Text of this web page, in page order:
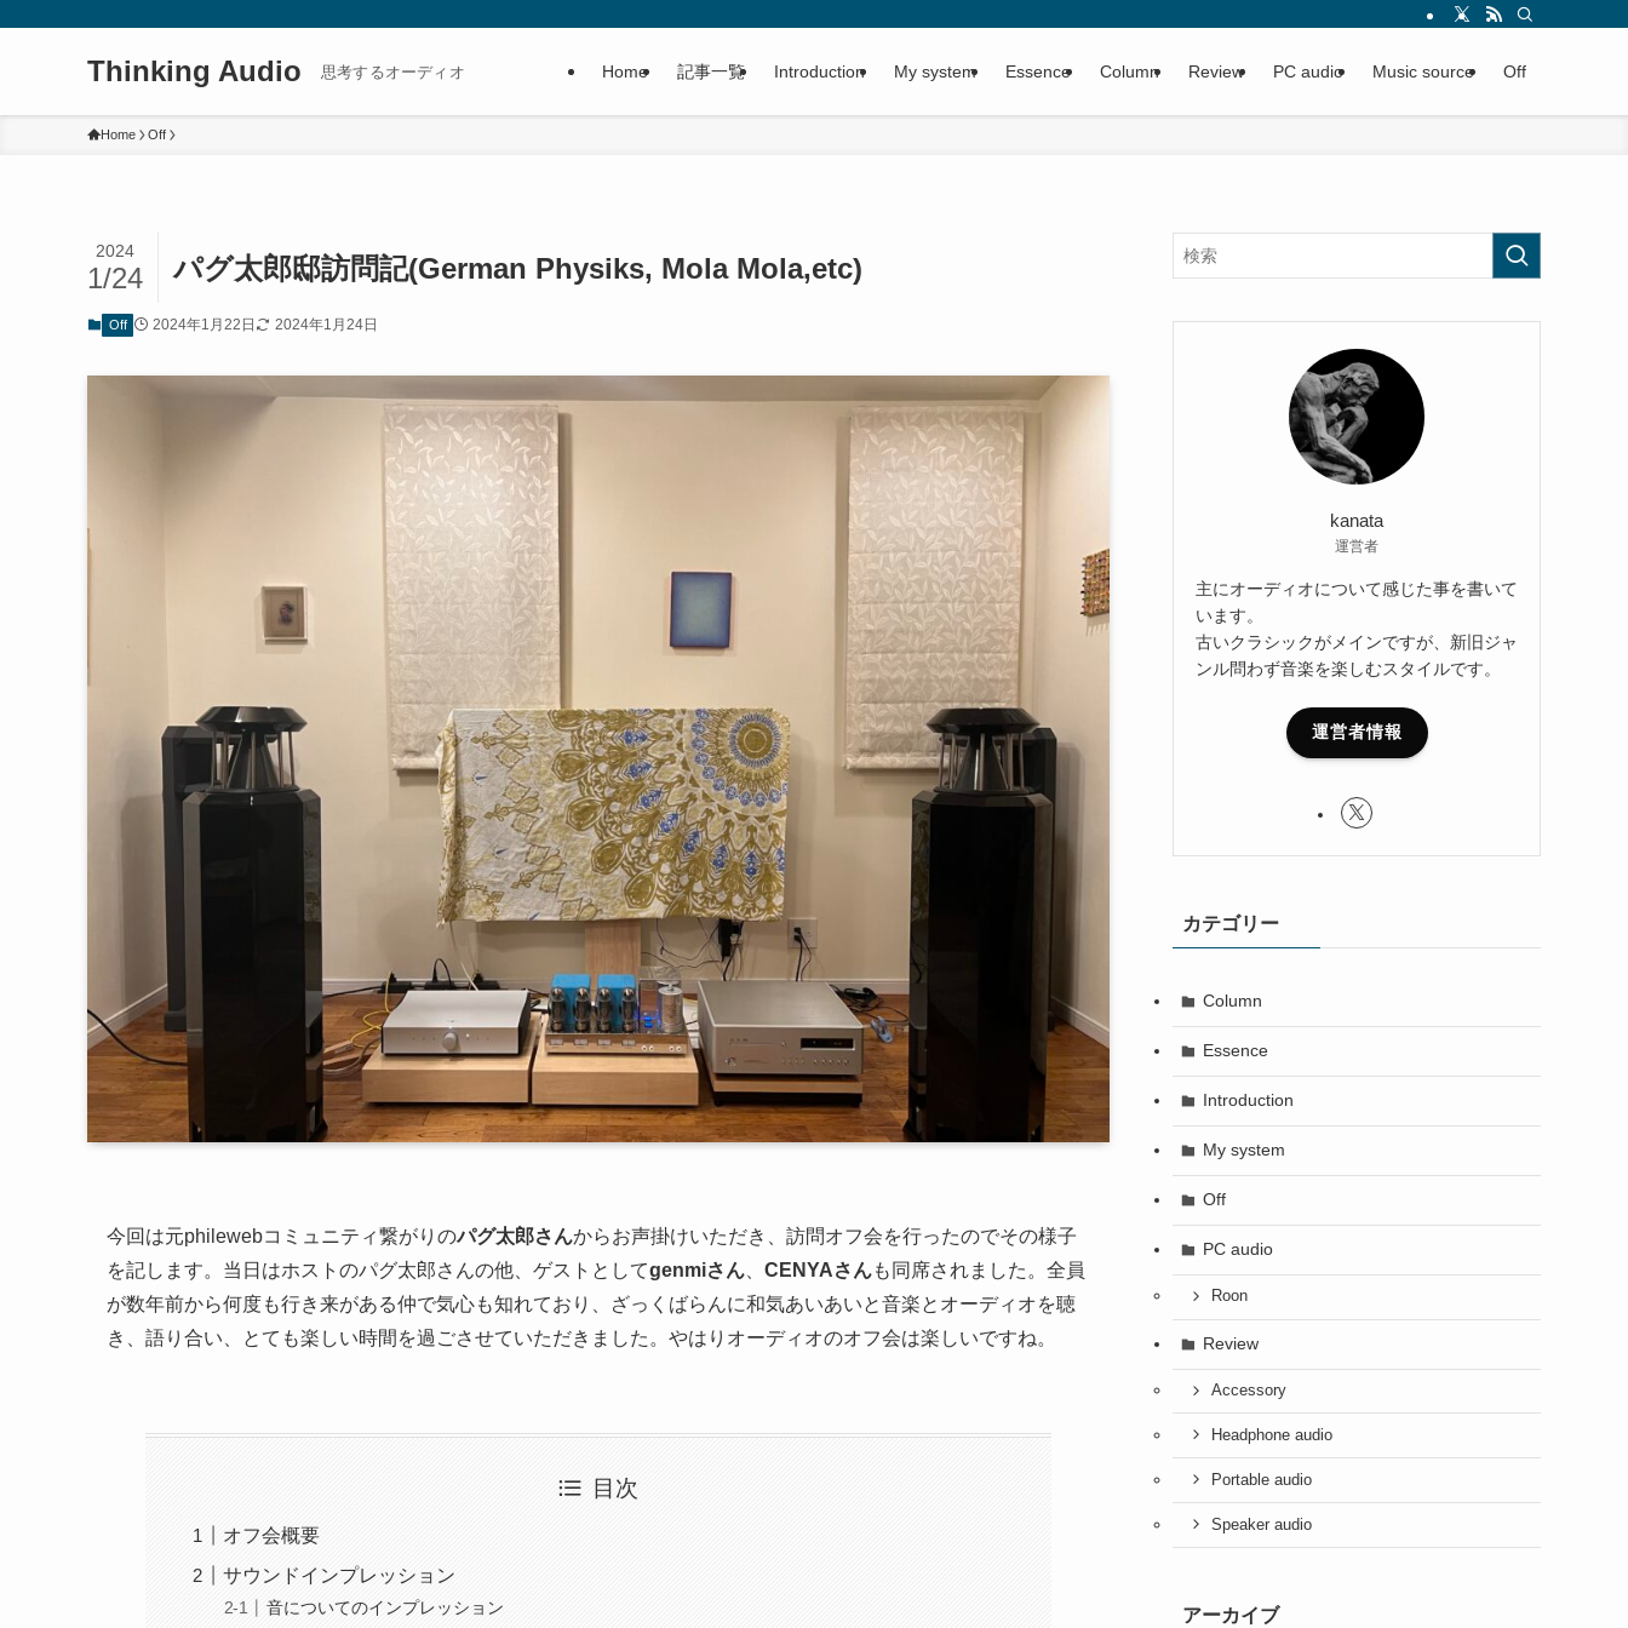
Thinking Audio 思考するオーディオ Home 記事一覧 Introduction My system Essence Column Review PC audio Music source Off
Home Off
パグ太郎邸訪問記(German Physiks, Mola Mola,etc)
2024
1/24
Off 2024年1月22日 2024年1月24日
今回は元philewebコミュニティ繋がりのパグ太郎さんからお声掛けいただき、訪問オフ会を行ったのでその様子
を記します。当日はホストのパグ太郎さんの他、ゲストとしてgenmiさん CENYAさんも同席されました。全員
が数年前から何度も行き来がある仲で気心も知れており、ざっくばらんに和気あいあいと音楽とオーディオを聴
き、語り合い、とても楽しい時間を過ごさせていただきました。やはりオーディオのオフ会は楽しいですね。
目次
オフ会概要
サウンドインプレッション
音についてのインプレッション
kanata
運営者
主にオーディオについて感じた事を書いて
います。
古いクラシックがメインですが、新旧ジャ
ンル問わず音楽を楽しむスタイルです。
運営者情報
カテゴリー
Column
Essence
Introduction
My system
Off
PC audio
Roon
Review
Accessory
Headphone audio
Portable audio
Speaker audio
アーカイブ